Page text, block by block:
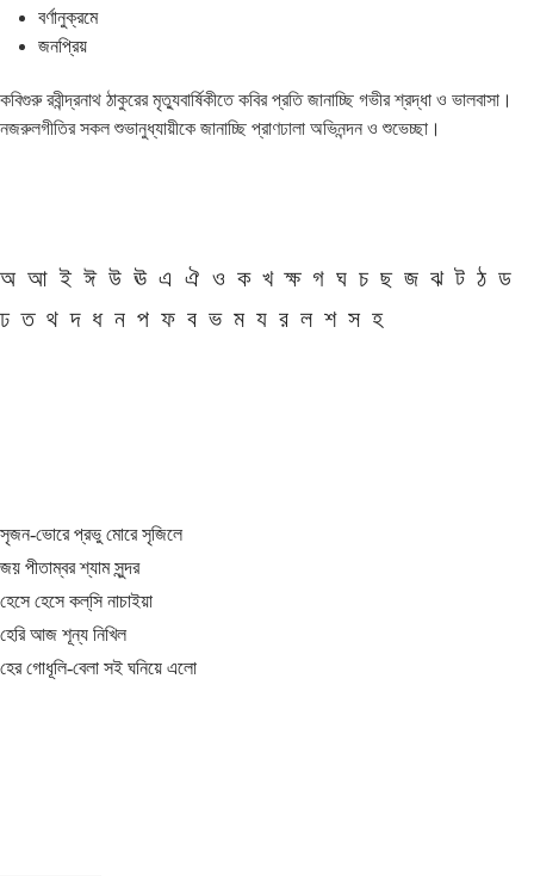
বর্ণানুক্রমে
জনপ্রিয়
কবিগুরু রবীন্দ্রনাথ ঠাকুরের মৃত্যুবার্ষিকীতে কবির প্রতি জানাচ্ছি গভীর শ্রদ্ধা ও ভালবাসা।
নজরুলগীতির সকল শুভানুধ্যায়ীকে জানাচ্ছি প্রাণঢালা অভিনন্দন ও শুভেচ্ছা।
অ আ ই ঈ উ ঊ এ ঐ ও ক খ ক্ষ গ ঘ চ ছ জ ঝ ট ঠ ড
ঢ ত থ দ ধ ন প ফ ব ভ ম য র ল শ স হ
সৃজন-ভোরে প্রভু মোরে সৃজিলে
জয় পীতাম্বর শ্যাম সুন্দর
হেসে হেসে কল্‌সি নাচাইয়া
হেরি আজ শূন্য নিখিল
হের গোধূলি-বেলা সই ঘনিয়ে এলো